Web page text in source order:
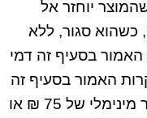
יוחזר אל
קבלתו, כשהוא סגור, ללא
האמור בסעיף זה דמי
האמור בסעיף זה
דמי ביטול העסקה יעמדו על שיעור מינימלי של 75 ₪ או